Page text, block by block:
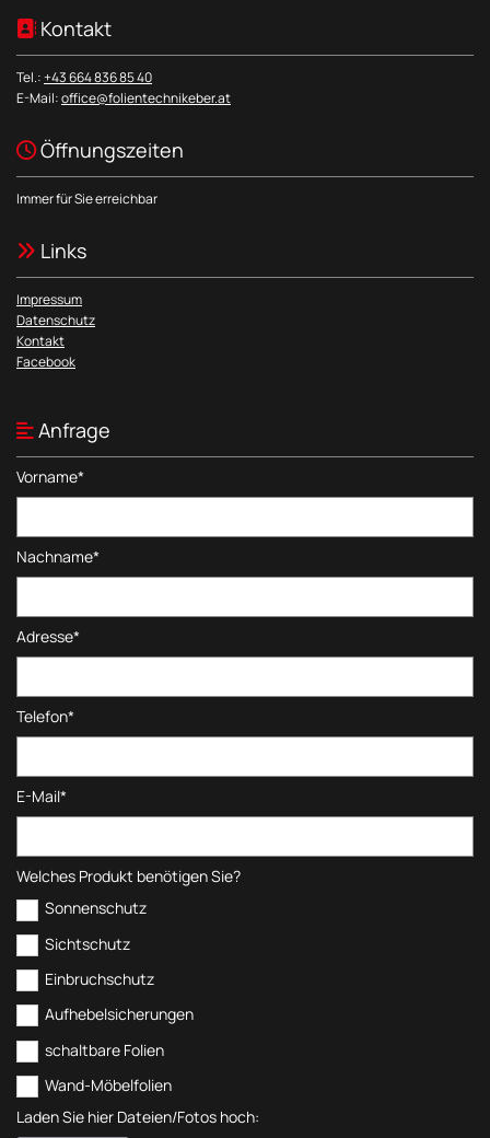
 Kontakt
Tel.:+43 664 836 85 40
E-Mail:office@folientechnikeber.at
Öffnungszeiten
Immer für Sie erreichbar
 Links
Impressum
Datenschutz
Kontakt
Facebook
 Anfrage
Vorname*
Nachname*
Adresse*
Telefon*
E-Mail*
Welches Produkt benötigen Sie?
Sonnenschutz
Sichtschutz
Einbruchschutz
Aufhebelsicherungen
schaltbare Folien
Wand-Möbelfolien
Laden Sie hier Dateien/Fotos hoch: